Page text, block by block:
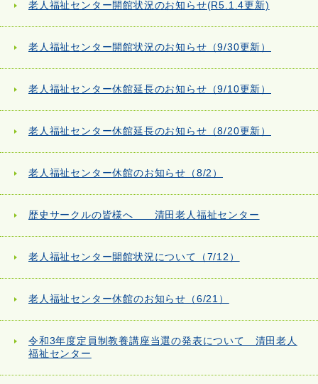
老人福祉センター開館状況のお知らせ(R5.1.4更新)
老人福祉センター開館状況のお知らせ（9/30更新）
老人福祉センター休館延長のお知らせ（9/10更新）
老人福祉センター休館延長のお知らせ（8/20更新）
老人福祉センター休館のお知らせ（8/2）
歴史サークルの皆様へ 清田老人福祉センター
老人福祉センター開館状況について（7/12）
老人福祉センター休館のお知らせ（6/21）
令和3年度定員制教養講座当選の発表について 清田老人
福祉センター